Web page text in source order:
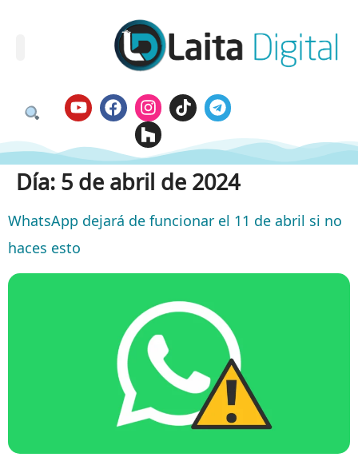
Día: 5 de abril de 2024
WhatsApp dejará de funcionar el 11 de abril si no
haces esto